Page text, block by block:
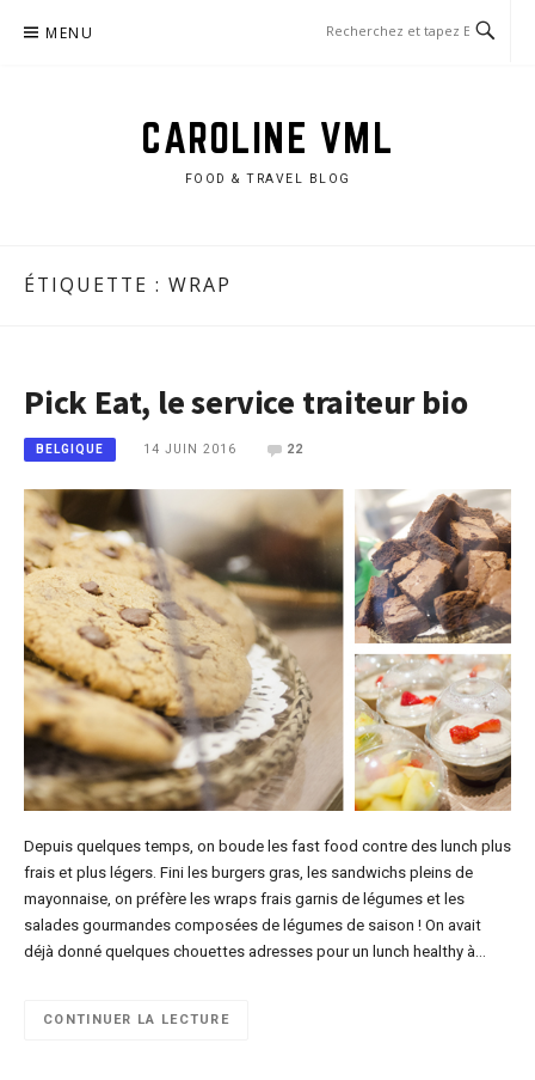
MENU
CAROLINE VML
FOOD & TRAVEL BLOG
ÉTIQUETTE : WRAP
Pick Eat, le service traiteur bio
BELGIQUE 14 JUIN 2016 22
Depuis quelques temps, on boude les fast food contre des lunch plus
frais et plus légers. Fini les burgers gras, les sandwichs pleins de
mayonnaise, on préfère les wraps frais garnis de légumes et les
salades gourmandes composées de légumes de saison ! On avait
déjà donné quelques chouettes adresses pour un lunch healthy à…
CONTINUER LA LECTURE